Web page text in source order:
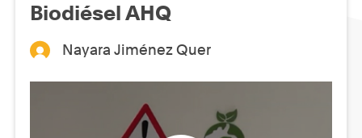
Biodiésel AHQ
Nayara Jiménez Quer